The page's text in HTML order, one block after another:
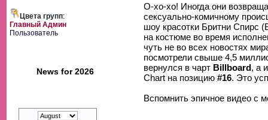
Цвета групп:
Главный Админ
Пользователь
News for 2026
О-хо-хо! Иногда они
сексуально-комичному
шоу красотки Бритни Спирс
на костюме во время
чуть не во всех новостях
посмотрели свыше 4,5
вернулся в чарт Billboard, а
Chart на позицию #16. Это
Вспомнить эпичное видео с